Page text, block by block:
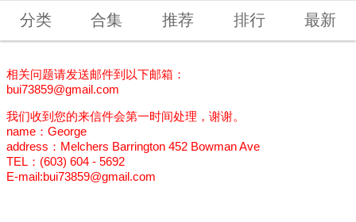
分类 合集 推荐 排行 最新
相关问题请发送邮件到以下邮箱：
bui73859@gmail.com
我们收到您的来信件会第一时间处理，谢谢。
name：George
address：Melchers Barrington 452 Bowman Ave
TEL：(603) 604 - 5692
E-mail:bui73859@gmail.com